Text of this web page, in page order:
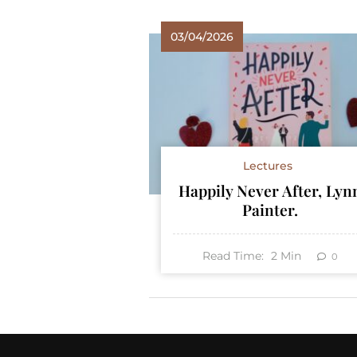
03/04/2026
Lectures
Happily Never After,
Painter.
Read Time: 2 Min 0